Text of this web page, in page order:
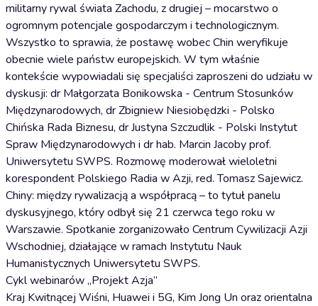
militarny rywal świata Zachodu, z drugiej – mocarstwo o
ogromnym potencjale gospodarczym i technologicznym.
Wszystko to sprawia, że postawę wobec Chin weryfikuje
obecnie wiele państw europejskich. W tym właśnie
kontekście wypowiadali się specjaliści zaproszeni do udziału w
dyskusji: dr Małgorzata Bonikowska - Centrum Stosunków
Międzynarodowych, dr Zbigniew Niesiobędzki - Polsko
Chińska Rada Biznesu, dr Justyna Szczudlik - Polski Instytut
Spraw Międzynarodowych i dr hab. Marcin Jacoby prof.
Uniwersytetu SWPS. Rozmowę moderował wieloletni
korespondent Polskiego Radia w Azji, red. Tomasz Sajewicz.
Chiny: między rywalizacją a współpracą – to tytuł panelu
dyskusyjnego, który odbył się 21 czerwca tego roku w
Warszawie. Spotkanie zorganizowało Centrum Cywilizacji Azji
Wschodniej, działające w ramach Instytutu Nauk
Humanistycznych Uniwersytetu SWPS.
Cykl webinarów „Projekt Azja”
Kraj Kwitnącej Wiśni, Huawei i 5G, Kim Jong Un oraz orientalna